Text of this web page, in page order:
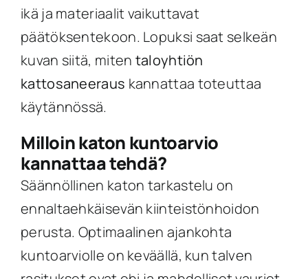
ikä ja materiaalit vaikuttavat
päätöksentekoon. Lopuksi saat selkeän
kuvan siitä, miten taloyhtiön
kattosaneeraus kannattaa toteuttaa
käytännössä.
Milloin katon kuntoarvio
kannattaa tehdä?
Säännöllinen katon tarkastelu on
ennaltaehkäisevän kiinteistönhoidon
perusta. Optimaalinen ajankohta
kuntoarviolle on keväällä, kun talven